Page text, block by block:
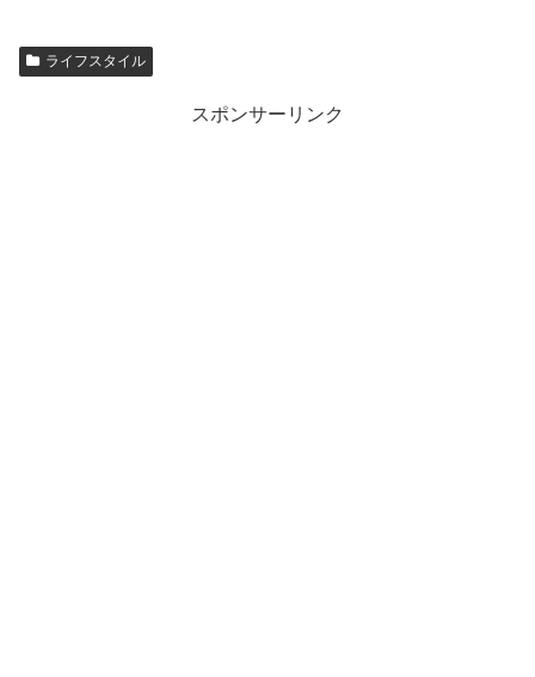
ライフスタイル
スポンサーリンク